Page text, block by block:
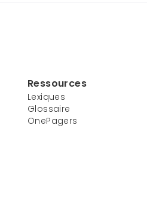
Ressources
Lexiques
Glossaire
OnePagers